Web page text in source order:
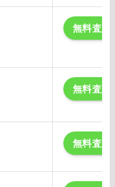
無料査定
無料査定
無料査定